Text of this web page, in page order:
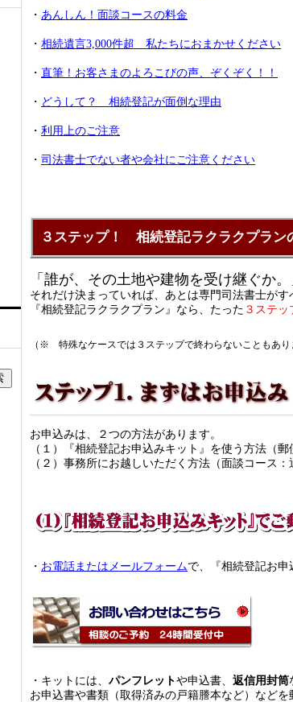
・ あんしん！面談コースの料金
・ 相続遺言3,000件超 私たちにおまかせください
・ 直筆！お客さまのよろこびの声、ぞくぞく！！
・ どうして？ 相続登記が面倒な理由
・ 利用上のご注意
・ 司法書士でない者や会社にご注意ください
３ステップ！ 相続登記ラクラクプラン
「誰が、その土地や建物を受け継ぐか。
それだけ決まっていれば、あとは専門司法書士がす
『相続登記ラクラクプラン』なら、たった ３ステッ
（※ 特殊なケースでは３ステップで終わらないこともあり
お申込みは、２つの方法があります。
（１）『相続登記お申込みキット』を使う方法（郵
（２）事務所にお越しいただく方法（面談コース：
・ お電話またはメールフォームで、『相続登記お申
・キットには、 パンフレットや申込書、 返信用封筒
お申込書や書類（取得済みの戸籍謄本など）などを